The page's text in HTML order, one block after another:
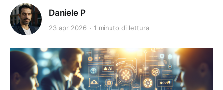
Daniele P
23 apr 2026 1 minuto di lettura